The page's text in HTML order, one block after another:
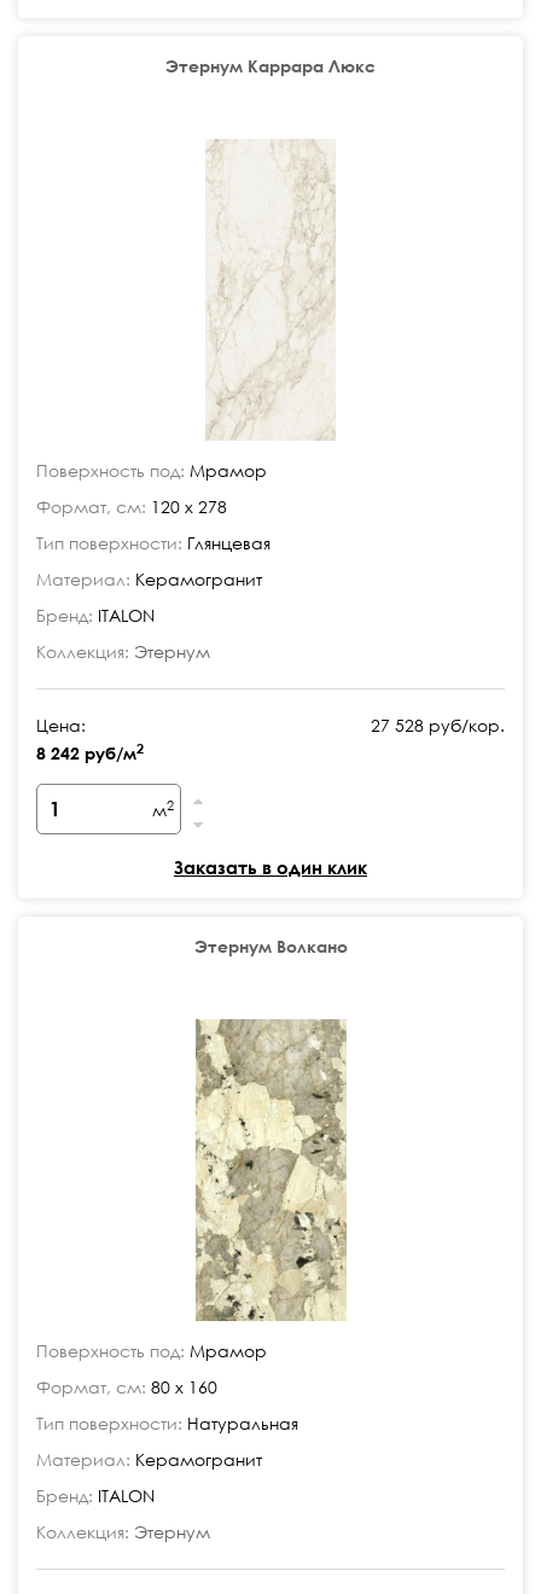
Этернум Каррара Люкс
Поверхность под: Мрамор
Формат, см: 120 x 278
Тип поверхности: Глянцевая
Материал: Керамогранит
Бренд: ITALON
Коллекция: Этернум
Цена:
8 242 руб/м2
27 528 руб/кор.
м2
Заказать в один клик
Этернум Волкано
Поверхность под: Мрамор
Формат, см: 80 x 160
Тип поверхности: Натуральная
Материал: Керамогранит
Бренд: ITALON
Коллекция: Этернум